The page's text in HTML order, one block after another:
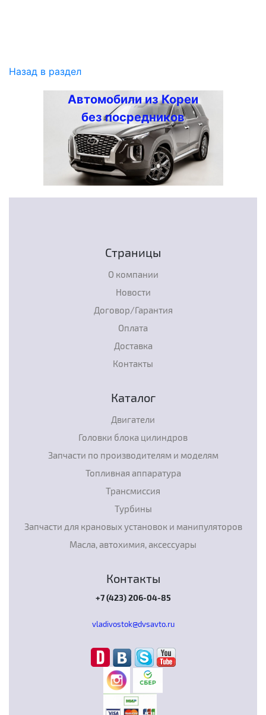
Назад в раздел
Автомобили из Кореи
без посредников
Страницы
О компании
Новости
Договор/Гарантия
Оплата
Доставка
Контакты
Каталог
Двигатели
Головки блока цилиндров
Запчасти по производителям и моделям
Топливная аппаратура
Трансмиссия
Турбины
Запчасти для крановых установок и манипуляторов
Масла, автохимия, аксессуары
Контакты
+7 (423) 206-04-85
vladivostok@dvsavto.ru